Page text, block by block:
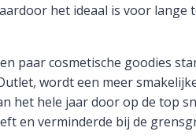
het ideaal is voor lange
paar cosmetische goodies
wordt een meer
het hele jaar door op de top
en verminderde bij de